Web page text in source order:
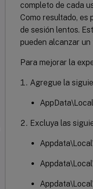
completo de cada
Como resultado, es
de sesión lentos.
pueden alcanzar un
Para mejorar la
Agregue la
Excluya las